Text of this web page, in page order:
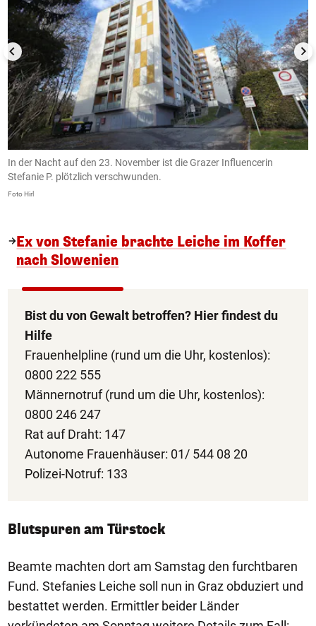
In der Nacht auf den 23. November ist die Grazer Influencerin
Stefanie P. plötzlich verschwunden.
Foto Hirl
Ex von Stefanie brachte Leiche im Koffer
nach Slowenien
Bist du von Gewalt betroffen? Hier findest du
Hilfe
Frauenhelpline (rund um die Uhr, kostenlos):
0800 222 555
Männernotruf (rund um die Uhr, kostenlos):
0800 246 247
Rat auf Draht: 147
Autonome Frauenhäuser: 01/ 544 08 20
Polizei-Notruf: 133
Blutspuren am Türstock
Beamte machten dort am Samstag den furchtbaren
Fund. Stefanies Leiche soll nun in Graz obduziert und
bestattet werden. Ermittler beider Länder